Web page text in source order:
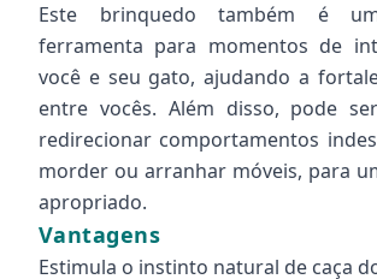
Este brinquedo também é
ferramenta para momentos de
você e seu gato, ajudando a
entre vocês. Além disso, pode
redirecionar comportamentos
morder ou arranhar móveis, para
apropriado.
Vantagens
Estimula o instinto natural de caça